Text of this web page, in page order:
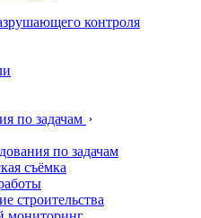
контроля
по задачам
по задачам
съёмка
строительства